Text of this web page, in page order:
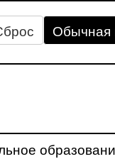
Обычная